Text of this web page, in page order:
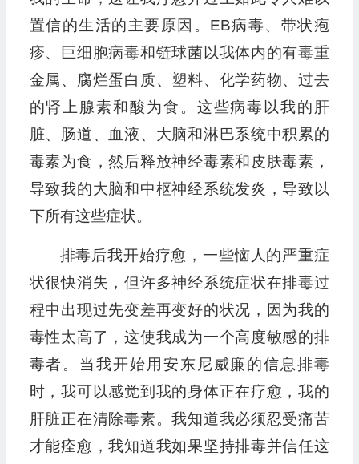
置信的生活的主要原因。EB病毒、带状疱
疹、巨细胞病毒和链球菌以我体内的有毒重
金属、腐烂蛋白质、塑料、化学药物、过去
的肾上腺素和酸为食。这些病毒以我的肝
脏、肠道、血液、大脑和淋巴系统中积累的
毒素为食，然后释放神经毒素和皮肤毒素，
导致我的大脑和中枢神经系统发炎，导致以
下所有这些症状。
排毒后我开始疗愈，一些恼人的严重症
状很快消失，但许多神经系统症状在排毒过
程中出现过先变差再变好的状况，因为我的
毒性太高了，这使我成为一个高度敏感的排
毒者。当我开始用安东尼威廉的信息排毒
时，我可以感觉到我的身体正在疗愈，我的
肝脏正在清除毒素。我知道我必须忍受痛苦
才能痊愈，我知道我如果坚持排毒并信任这